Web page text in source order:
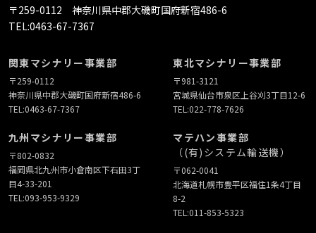
〒259-0112 神奈川県中郡大磯町国府新宿486-6
TEL:0463-67-7367
関東マシナリー事業部
〒259-0112
神奈川県中郡大磯町国府新宿486-6
TEL:0463-67-7367
東北マシナリー事業部
〒981-3121
宮城県仙台市泉区上谷刈3丁目12-6
TEL:022-778-7626
九州マシナリー事業部
〒802-0832
福岡県北九州市小倉南区下石田3丁
目4-33-201
TEL:093-953-9329
マテハン事業部
（(有)システム輸送機）
〒062-0041
北海道札幌市豊平区福住1条4丁目
8-2
TEL:011-853-5323